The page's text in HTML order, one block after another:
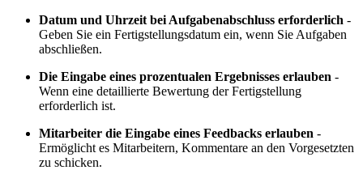
Datum und Uhrzeit bei Aufgabenabschluss erforderlich -
Geben Sie ein Fertigstellungsdatum ein, wenn Sie Aufgaben
abschließen.
Die Eingabe eines prozentualen Ergebnisses erlauben -
Wenn eine detaillierte Bewertung der Fertigstellung
erforderlich ist.
Mitarbeiter die Eingabe eines Feedbacks erlauben -
Ermöglicht es Mitarbeitern, Kommentare an den Vorgesetzten
zu schicken.